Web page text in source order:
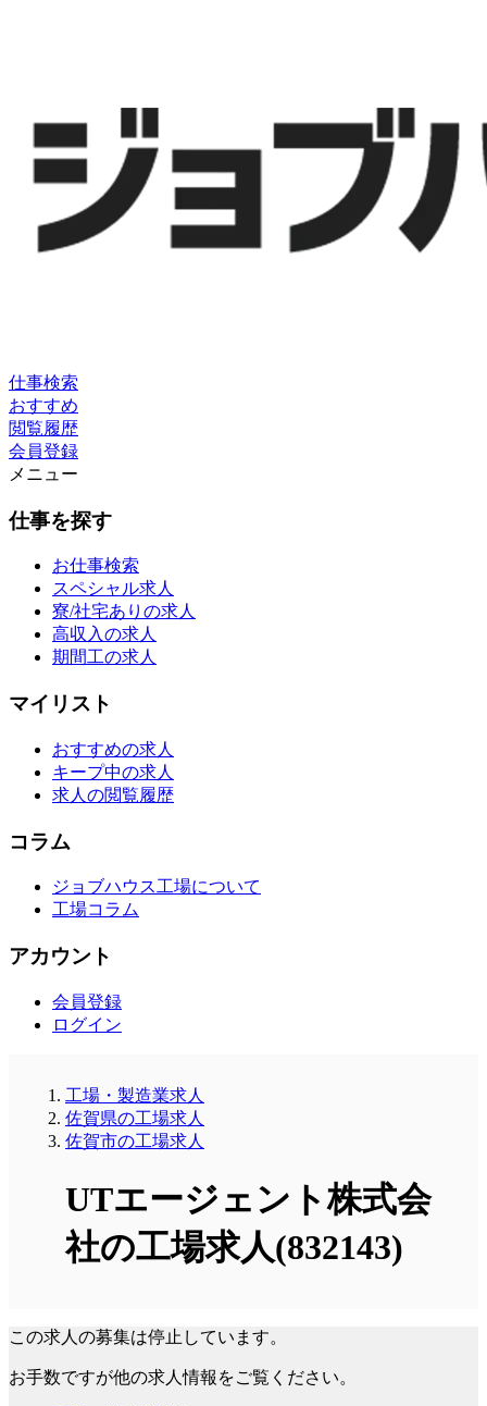
仕事検索
おすすめ
閲覧履歴
会員登録
メニュー
仕事を探す
お仕事検索
スペシャル求人
寮/社宅ありの求人
高収入の求人
期間工の求人
マイリスト
おすすめの求人
キープ中の求人
求人の閲覧履歴
コラム
ジョブハウス工場について
工場コラム
アカウント
会員登録
ログイン
工場・製造業求人
佐賀県の工場求人
佐賀市の工場求人
UTエージェント株式会
社の工場求人(832143)
この求人の募集は停止しています。
お手数ですが他の求人情報をご覧ください。